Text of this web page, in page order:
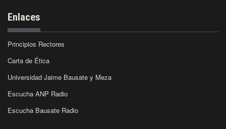
Enlaces
Principios Rectores
Carta de Ética
Universidad Jaime Bausate y Meza
Escucha ANP Radio
Escucha Bausate Radio